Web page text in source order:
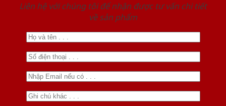
Liên hệ với chúng tôi để nhận được tư vấn chi tiết
về sản phẩm